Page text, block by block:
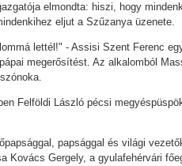
elmondta: hiszi, hogy
eljut a Szűzanya üzenete.
lettél!" - Assisi Szent Ferenc
megerősítést. Az alkalomból
Felföldi László pécsi
papsággal és világi
Kovács Gergely, a gyulafehérvári